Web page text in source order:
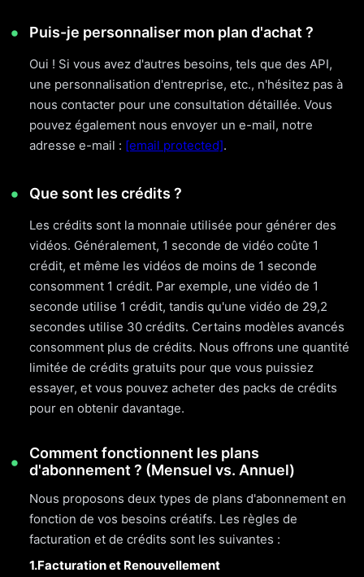
Puis-je personnaliser mon plan d'achat ?
Oui ! Si vous avez d'autres besoins, tels que des API,
une personnalisation d'entreprise, etc., n'hésitez pas à
nous contacter pour une consultation détaillée. Vous
pouvez également nous envoyer un e-mail, notre
adresse e-mail : [email protected].
Que sont les crédits ?
Les crédits sont la monnaie utilisée pour générer des
vidéos. Généralement, 1 seconde de vidéo coûte 1
crédit, et même les vidéos de moins de 1 seconde
consomment 1 crédit. Par exemple, une vidéo de 1
seconde utilise 1 crédit, tandis qu'une vidéo de 29,2
secondes utilise 30 crédits. Certains modèles avancés
consomment plus de crédits. Nous offrons une quantité
limitée de crédits gratuits pour que vous puissiez
essayer, et vous pouvez acheter des packs de crédits
pour en obtenir davantage.
Comment fonctionnent les plans
d'abonnement ? (Mensuel vs. Annuel)
Nous proposons deux types de plans d'abonnement en
fonction de vos besoins créatifs. Les règles de
facturation et de crédits sont les suivantes :
1.Facturation et Renouvellement